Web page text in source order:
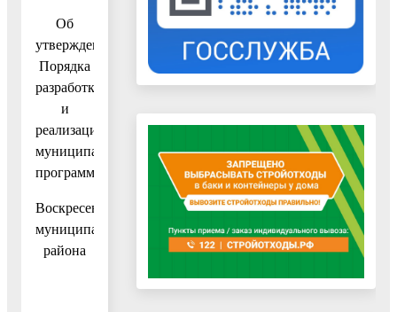
Об
утверждении
Порядка
разработки
и
реализации
муниципальных
программ
Воскресенского
муниципального
района